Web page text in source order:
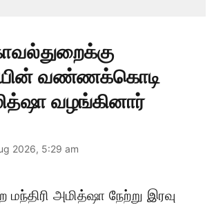
வண்ணக்கொடி
வழங்கினார்
2026, 5:29 am
அமித்ஷா நேற்று இரவு